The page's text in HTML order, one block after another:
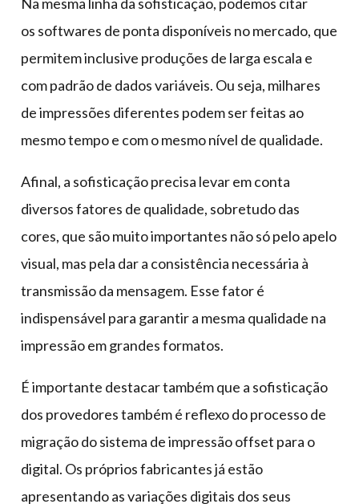
os softwares de ponta disponíveis no mercado, que
permitem inclusive produções de larga escala e
com padrão de dados variáveis. Ou seja, milhares
de impressões diferentes podem ser feitas ao
mesmo tempo e com o mesmo nível de qualidade.
Afinal, a sofisticação precisa levar em conta
diversos fatores de qualidade, sobretudo das
cores, que são muito importantes não só pelo apelo
visual, mas pela dar a consistência necessária à
transmissão da mensagem. Esse fator é
indispensável para garantir a mesma qualidade na
impressão em grandes formatos.
É importante destacar também que a sofisticação
dos provedores também é reflexo do processo de
migração do sistema de impressão offset para o
digital. Os próprios fabricantes já estão
apresentando as variações digitais dos seus